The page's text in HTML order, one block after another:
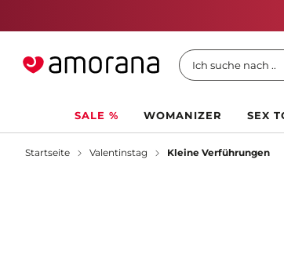
Ich suche nach ..
SALE % WOMANIZER SEX
Startseite Valentinstag Kleine Verführungen